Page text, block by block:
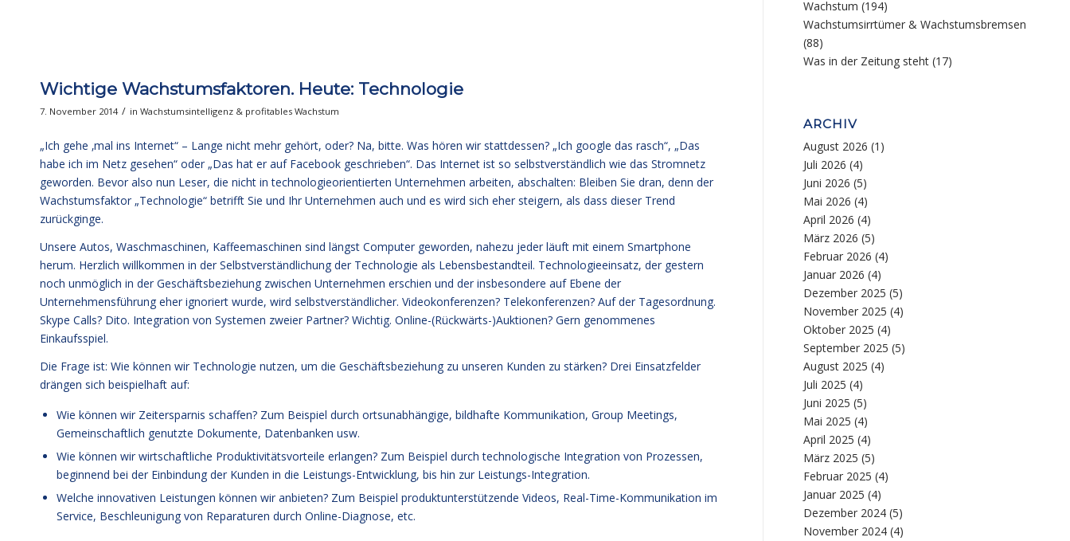
Wichtige Wachstumsfaktoren. Heute: Technologie
7. November 2014 / in Wachstumsintelligenz & profitables Wachstum
„Ich gehe ‚mal ins Internet“ – Lange nicht mehr gehört, oder? Na, bitte. Was hören wir stattdessen? „Ich google das rasch“, „Das
habe ich im Netz gesehen“ oder „Das hat er auf Facebook geschrieben“. Das Internet ist so selbstverständlich wie das Stromnetz
geworden. Bevor also nun Leser, die nicht in technologieorientierten Unternehmen arbeiten, abschalten: Bleiben Sie dran, denn der
Wachstumsfaktor „Technologie“ betrifft Sie und Ihr Unternehmen auch und es wird sich eher steigern, als dass dieser Trend
zurückginge.
Unsere Autos, Waschmaschinen, Kaffeemaschinen sind längst Computer geworden, nahezu jeder läuft mit einem Smartphone
herum. Herzlich willkommen in der Selbstverständlichung der Technologie als Lebensbestandteil. Technologieeinsatz, der gestern
noch unmöglich in der Geschäftsbeziehung zwischen Unternehmen erschien und der insbesondere auf Ebene der
Unternehmensführung eher ignoriert wurde, wird selbstverständlicher. Videokonferenzen? Telekonferenzen? Auf der Tagesordnung.
Skype Calls? Dito. Integration von Systemen zweier Partner? Wichtig. Online-(Rückwärts-)Auktionen? Gern genommenes
Einkaufsspiel.
Die Frage ist: Wie können wir Technologie nutzen, um die Geschäftsbeziehung zu unseren Kunden zu stärken? Drei Einsatzfelder
drängen sich beispielhaft auf:
Wie können wir Zeitersparnis schaffen? Zum Beispiel durch ortsunabhängige, bildhafte Kommunikation, Group Meetings,
Gemeinschaftlich genutzte Dokumente, Datenbanken usw.
Wie können wir wirtschaftliche Produktivitätsvorteile erlangen? Zum Beispiel durch technologische Integration von Prozessen,
beginnend bei der Einbindung der Kunden in die Leistungs-Entwicklung, bis hin zur Leistungs-Integration.
Welche innovativen Leistungen können wir anbieten? Zum Beispiel produktunterstützende Videos, Real-Time-Kommunikation im
Service, Beschleunigung von Reparaturen durch Online-Diagnose, etc.
Wachstum (194)
Wachstumsirrtümer & Wachstumsbremsen
(88)
Was in der Zeitung steht (17)
ARCHIV
August 2026 (1)
Juli 2026 (4)
Juni 2026 (5)
Mai 2026 (4)
April 2026 (4)
März 2026 (5)
Februar 2026 (4)
Januar 2026 (4)
Dezember 2025 (5)
November 2025 (4)
Oktober 2025 (4)
September 2025 (5)
August 2025 (4)
Juli 2025 (4)
Juni 2025 (5)
Mai 2025 (4)
April 2025 (4)
März 2025 (5)
Februar 2025 (4)
Januar 2025 (4)
Dezember 2024 (5)
November 2024 (4)